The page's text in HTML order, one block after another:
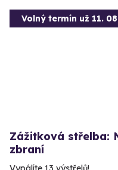
Volný termín už 11.
Zážitková střelba:
zbraní